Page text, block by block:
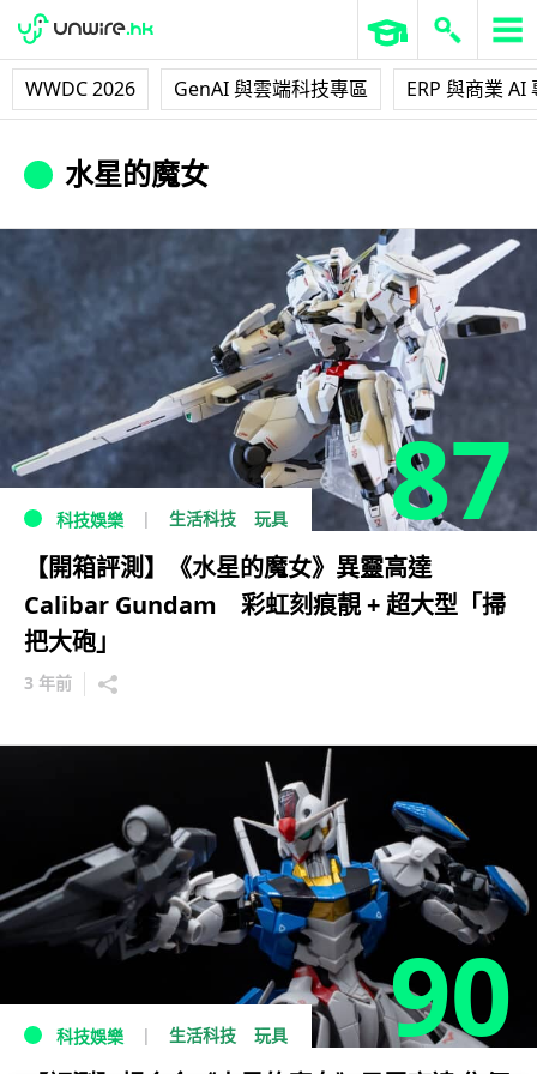
WWDC 2026 GenAI 與雲端科技專區 ERP 與商業 AI
水星的魔女
87
科技娛樂 生活科技 玩具
【開箱評測】《水星的魔女》異靈高達
Calibar Gundam 彩虹刻痕靚 + 超大型「掃
把大砲」
3 年前
90
科技娛樂 生活科技 玩具